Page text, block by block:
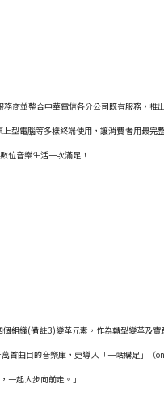
商並整合中華電信各分公司既有服務，
型電腦等多樣終端使用，讓消費者用最
位音樂生活一次滿足！
組織(備註3)變革元素，作為轉型變革
首曲目的音樂庫，更導入「一站購足」
一起大步向前走。」